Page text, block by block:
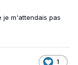
je m'attendais pas
1